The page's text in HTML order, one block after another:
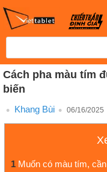
Cách pha màu tím
biến
Khang Bùi 06/16/2025
1 Muốn có màu tím,